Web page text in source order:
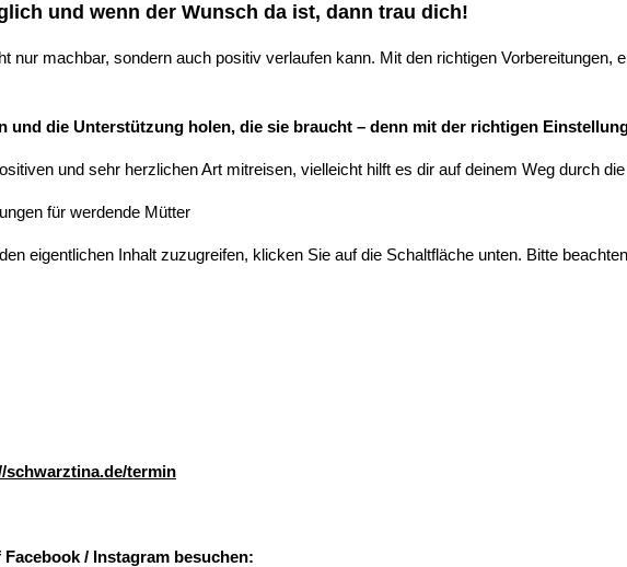
und wenn der Wunsch da ist, dann trau dich!
machbar, sondern auch positiv verlaufen kann. Mit den richtigen Vorbereitungen,
die Unterstützung holen, die sie braucht – denn mit der richtigen
und sehr herzlichen Art mitreisen, vielleicht hilft es dir auf deinem Weg durch
eigentlichen Inhalt zuzugreifen, klicken Sie auf die Schaltfläche unten. Bitte
schwarztina.de/termin
/ Instagram besuchen: